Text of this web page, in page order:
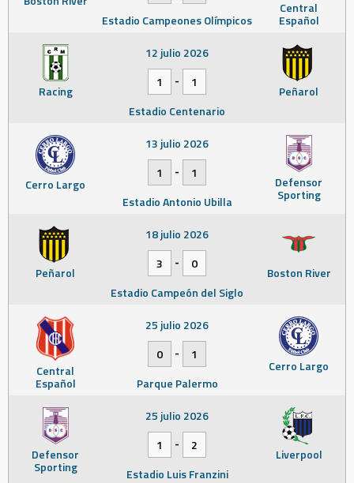
Central
Español
Estadio Campeones Olímpicos
Racing Peñarol
12 julio 2026
1
-
1
Estadio Centenario
Cerro Largo Defensor
Sporting
13 julio 2026
1
-
1
Estadio Antonio Ubilla
Peñarol Boston River
18 julio 2026
3
-
0
Estadio Campeón del Siglo
Central
Español
Cerro Largo
25 julio 2026
0
-
1
Parque Palermo
Defensor
Sporting
Liverpool
25 julio 2026
1
-
2
Estadio Luis Franzini